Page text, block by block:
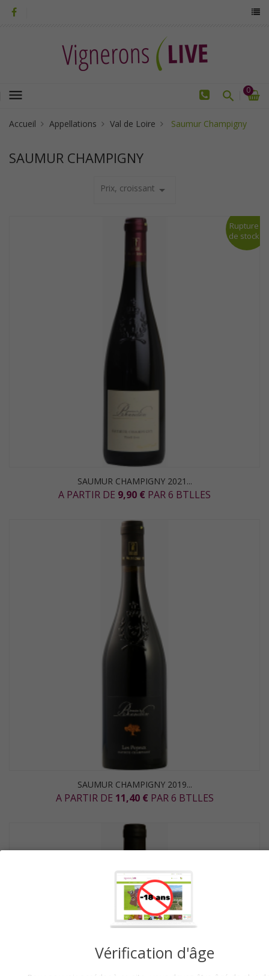
menu 0
Accueil Appellations Val de Loire Saumur Champigny
SAUMUR CHAMPIGNY
Prix, croissant arrow_drop_down
Rupture
de stock
SAUMUR CHAMPIGNY 2021...
A PARTIR DE 9,90 € PAR 6 BTLLES
SAUMUR CHAMPIGNY 2019...
A PARTIR DE 11,40 € PAR 6 BTLLES
Vérification d'âge